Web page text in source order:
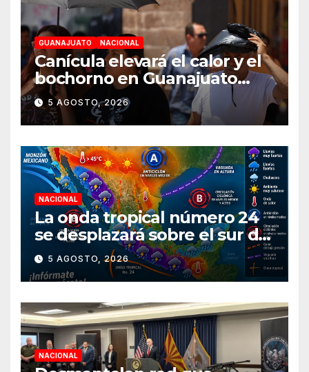
GUANAJUATO NACIONAL
Canícula elevará el calor y el
bochorno en Guanajuato
durante agosto
5 AGOSTO, 2026
NACIONAL
La onda tropical número 24
se desplazará sobre el sur del
territorio nacional
5 AGOSTO, 2026
NACIONAL